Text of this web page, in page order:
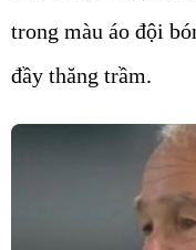
trong màu áo đội
đầy thăng trầm.